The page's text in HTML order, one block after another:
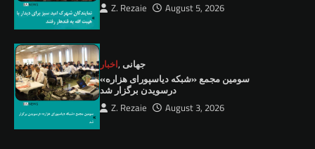
Z. Rezaie August 5, 2026
اخبار, جهانی
سومین مجمع «شبکه دیاسپورای هزاره»
درسویدن برگزار شد
Z. Rezaie August 3, 2026